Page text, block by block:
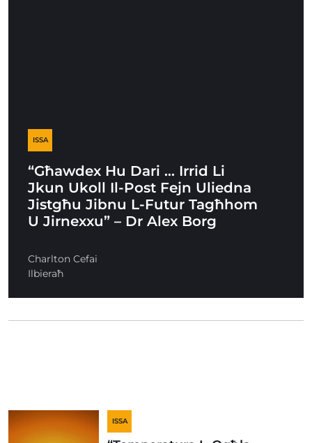
ISSA
“Għawdex Hu Dari … Irrid Li
Jkun Ukoll Il-Post Fejn Uliedna
Jistgħu Jibnu L-Futur Tagħhom
U Jirnexxu” – Dr Alex Borg
Charlton Cefai
Ilbieraħ
ISSA